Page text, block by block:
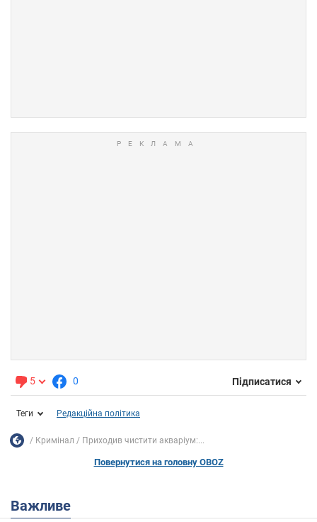
5 0 Підписатися
Теги Редакційна політика
Кримінал Приходив чистити акваріум:...
Повернутися на головну OBOZ
Важливе